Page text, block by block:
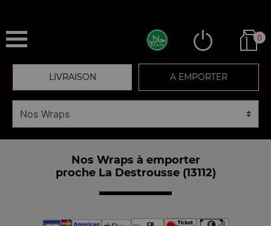
0
LIVRAISON A EMPORTER
Nos Wraps à emporter
proche La Destrousse (13112)